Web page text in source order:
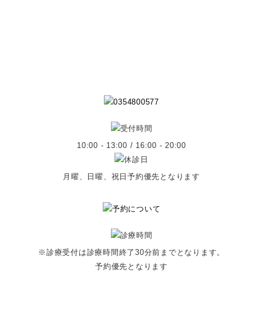
10:00 - 13:00 / 16:00 - 20:00
月曜、日曜、祝日予約優先となります
※診療受付は診療時間終了30分前までとなります。
予約優先となります